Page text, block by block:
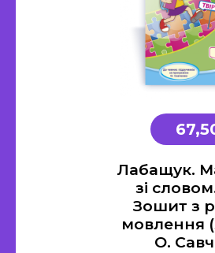
Лабащук.
зі
Зошит з
мовлення
О.